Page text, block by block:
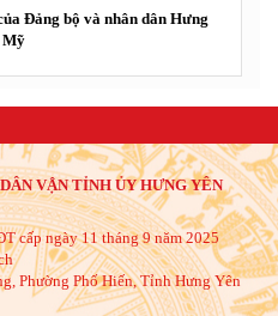
Đảng bộ và nhân dân Hưng
Mỹ
VẬN TỈNH ỦY HƯNG YÊN
cấp ngày 11 tháng 9 năm 2025
Phường Phố Hiến, Tỉnh Hưng Yên